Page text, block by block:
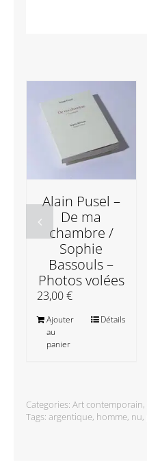
Alain Pusel –
De ma
chambre /
Sophie
Bassouls –
Photos volées
23,00€
Ajouter
au
panier
Détails
Categories: Art contemporain,
Tags: argentique, homme, nu,